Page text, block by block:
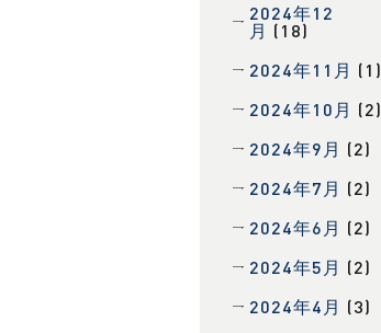
2024年12
月 (18)
2024年11月 (1)
2024年10月 (2)
2024年9月 (2)
2024年7月 (2)
2024年6月 (2)
2024年5月 (2)
2024年4月 (3)